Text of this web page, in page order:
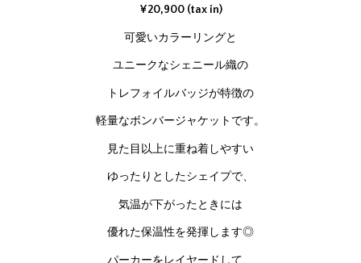
¥20,900 (tax in)
可愛いカラーリングと
ユニークなシェニール織の
トレフォイルバッジが特徴の
軽量なボンバージャケットです。
見た目以上に重ね着しやすい
ゆったりとしたシェイプで、
気温が下がったときには
優れた保温性を発揮します◎
パーカーをレイヤードして、